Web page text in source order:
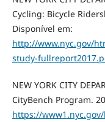
Cycling: Bicycle
Disponível em:
http://www.nyc.gov/
study-
NEW YORK CITY
CityBench Program.
https://